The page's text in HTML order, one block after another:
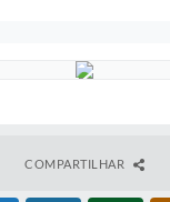
COMPARTILHAR